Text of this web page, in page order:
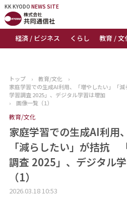
KK KYODO NEWS SITE
経済 / ビジネス くらし 教育 / 文
KK KYODONEWS SITE
トップページ
ニュース
おすすめコンテンツ
出版物
会社概要
トップ › 教育/文化
›
家庭学習での生成AI利用、「増やしたい」「
学習調査 2025」、デジタル学習は増加
›
画像一覧（1）
教育/文化
家庭学習での生成AI利用
「減らしたい」が拮抗
調査 2025」、デジタル
（1）
2026.03.18 10:53